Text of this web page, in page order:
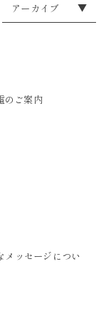
アーカイブ ▼
2023
のご案内
ッセージについ